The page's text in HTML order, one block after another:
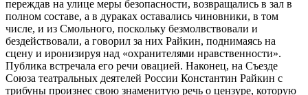
переждав на улице меры безопасности, возвращались в зал в
полном составе, а в дураках оставались чиновники, в том
числе, и из Смольного, поскольку безмолвствовали и
бездействовали, а говорил за них Райкин, поднимаясь на
сцену и иронизируя над «охранителями нравственности».
Публика встречала его речи овацией. Наконец, на Съезде
Союза театральных деятелей России Константин Райкин с
трибуны произнес свою знаменитую речь о цензуре, которую